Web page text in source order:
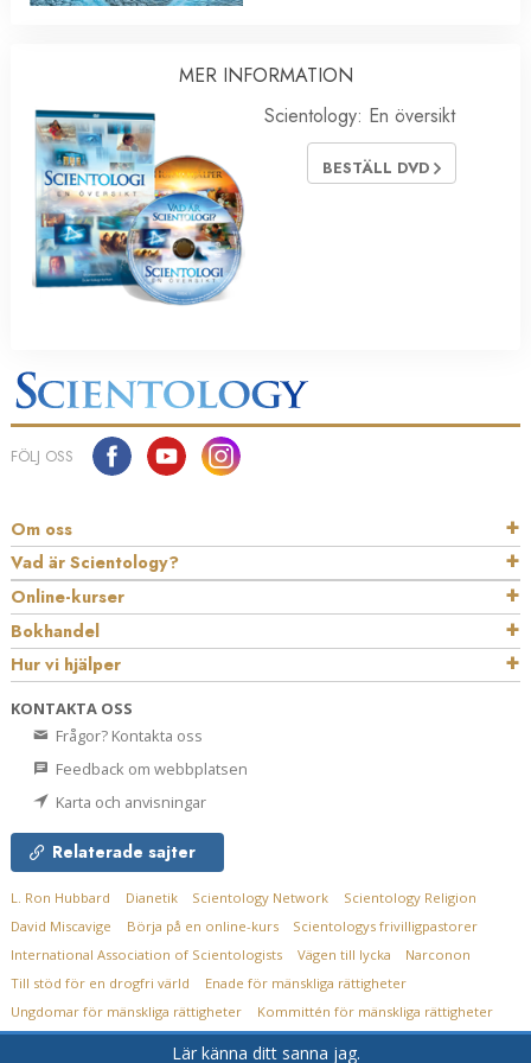
MER INFORMATION
Scientology: En översikt
BESTÄLL DVD
Lär känna ditt sanna jag.
FÖLJ OSS
Om oss
Vad är Scientology?
Online-kurser
Bokhandel
Hur vi hjälper
KONTAKTA OSS
Frågor? Kontakta oss
Feedback om webbplatsen
Karta och anvisningar
Relaterade sajter
L. Ron Hubbard Dianetik Scientology Network
Scientology Religion
David Miscavige
Börja på en online-kurs
Scientologys frivilligpastorer
International Association of Scientologists
Vägen till lycka
Narconon
Till stöd för en drogfri värld
Enade för mänskliga rättigheter
Ungdomar för mänskliga rättigheter
Kommittén för mänskliga rättigheter
Church of Scientology Flag Service Organization.